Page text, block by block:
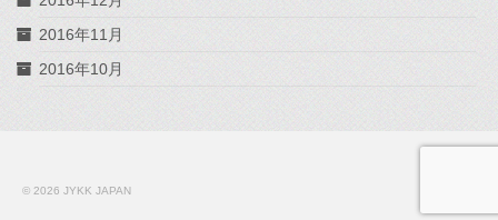
2016年11月
2016年10月
© 2026 JYKK JAPAN